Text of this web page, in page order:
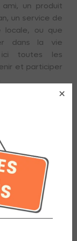
un produit
un service de
locale, ou que
dans la vie
ici toutes les
et participer